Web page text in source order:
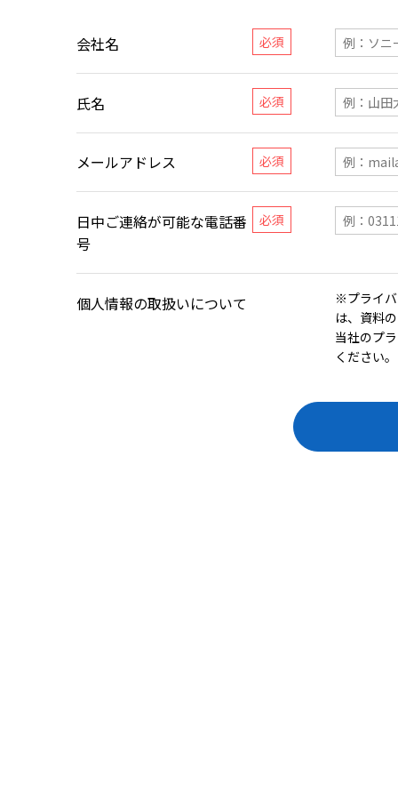
会社名
氏名
メールアドレス
日中ご連絡が可能な電話番
号
個人情報の取扱いについて
※プライ
は、資料
当社のプ
ください。